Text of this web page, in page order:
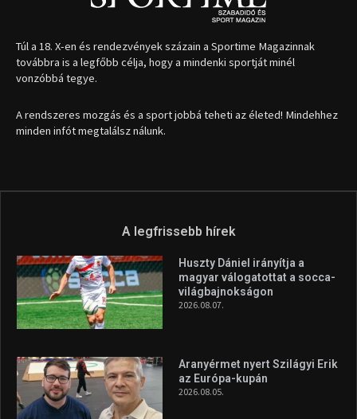
Túl a 18. X-en és rendezvények százain a Sportime Magazinnak
továbbra is a legfőbb célja, hogy a mindenki sportját minél
vonzóbbá tegye.
A rendszeres mozgás és a sport jobbá teheti az életed! Mindehhez
minden infót megtalálsz nálunk.
A legfrissebb hírek
Huszty Dániel irányítja a
magyar válogatottat a socca-
világbajnokságon
2026.08.07.
Aranyérmet nyert Szilágyi Erik
az Európa-kupán
2026.08.05.